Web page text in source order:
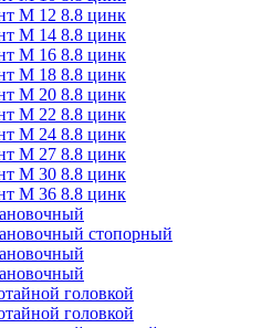
М 12 8.8 цинк
М 14 8.8 цинк
М 16 8.8 цинк
М 18 8.8 цинк
М 20 8.8 цинк
М 22 8.8 цинк
М 24 8.8 цинк
М 27 8.8 цинк
М 30 8.8 цинк
М 36 8.8 цинк
стопорный
головкой
головкой